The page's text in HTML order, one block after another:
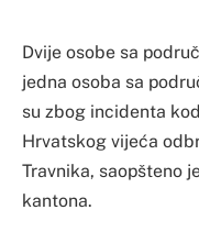
Dvije osobe sa
jedna osoba sa
su zbog incidenta
Hrvatskog vijeća
Travnika, saopšteno
kantona.